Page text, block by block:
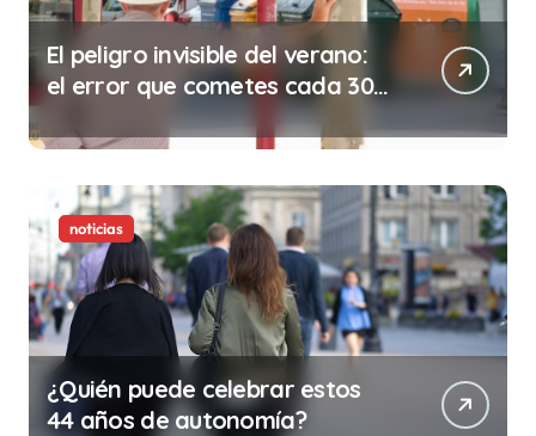
El peligro invisible del verano:
el error que cometes cada 30
minutos en tu trabajo (y la
ilegalidad que te puede costar
la vida)
noticias
¿Quién puede celebrar estos
44 años de autonomía?